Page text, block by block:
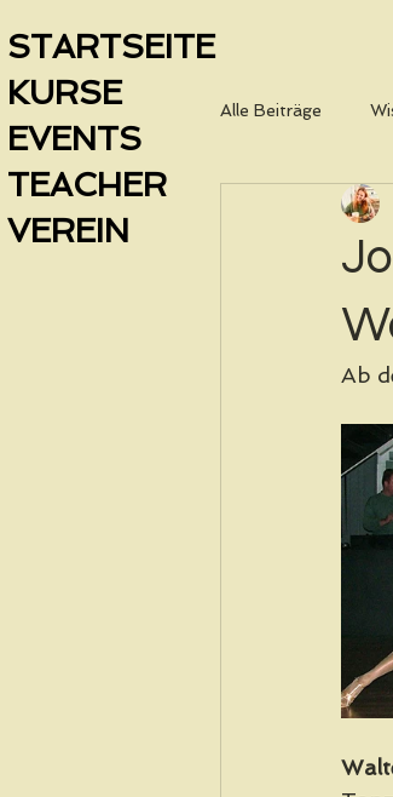
STARTSEITE
KURSE
EVENTS
TEACHER
VEREIN
Alle Beiträge
Ab